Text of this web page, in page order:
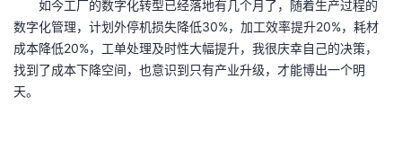
如今工厂的数字化转型已经落地有几个月了，随着生产过程的
数字化管理，计划外停机损失降低30%，加工效率提升20%，耗材
成本降低20%，工单处理及时性大幅提升，我很庆幸自己的决策，
找到了成本下降空间，也意识到只有产业升级，才能博出一个明
天。